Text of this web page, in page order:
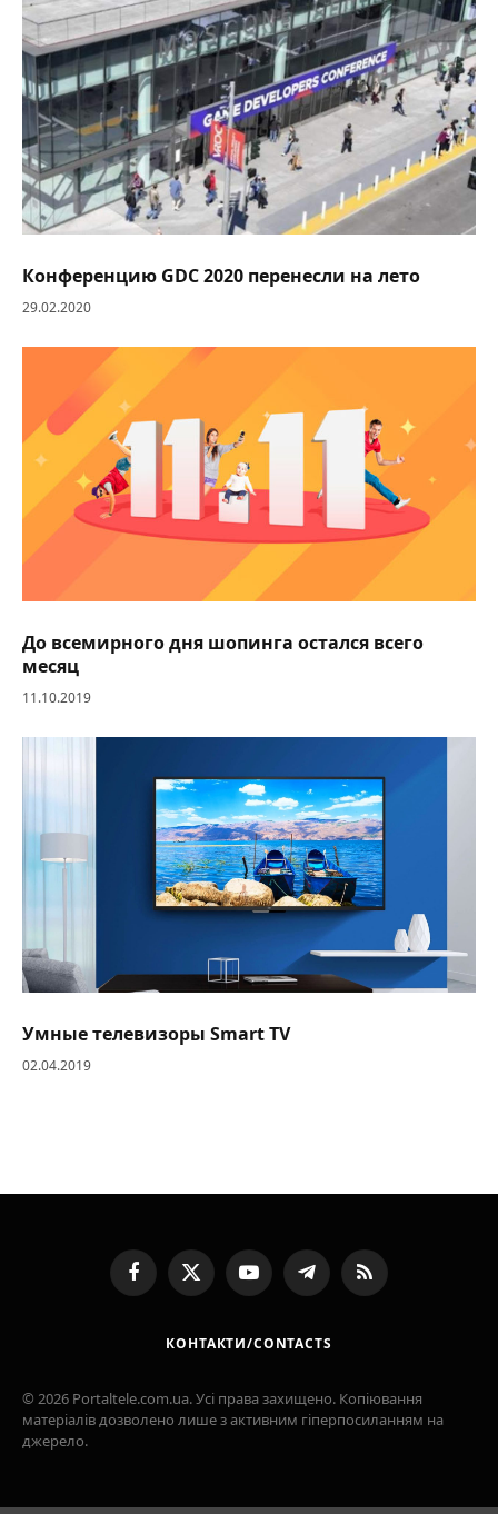
Конференцию GDC 2020 перенесли на лето
29.02.2020
До всемирного дня шопинга остался всего
месяц
11.10.2019
Умные телевизоры Smart TV
02.04.2019
FacebookX
(Twitter)
YouTubeTelegramRSS
КОНТАКТИ/CONTACTS
© 2026 Portaltele.com.ua. Усі права захищено. Копіювання
матеріалів дозволено лише з активним гіперпосиланням на
джерело.